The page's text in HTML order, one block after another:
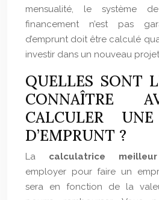
mensualité, le système
financement n’est pas
d’emprunt doit être calculé
investir dans un nouveau
QUELLES SONT
CONNAÎTRE
CALCULER
D’EMPRUNT ?
La calculatrice
employer pour faire un
sera en fonction de la